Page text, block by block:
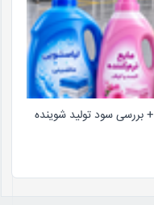
طرح توجیهی تولید مایعات شوینده 1405+ بررسی سود تولید شوینده